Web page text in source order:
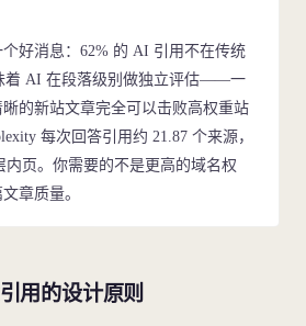
好消息：62% 的 AI 引用不在传统
着 AI 在段落级别做独立评估——一
的新站文章完全可以击败高权重站
每次回答引用约 21.87 个来源，
内页。你需要的不是更高的域名权
章质量。
用的设计原则